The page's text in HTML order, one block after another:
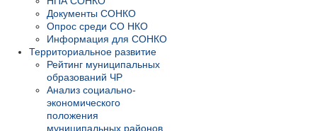
Документы СОНКО
Опрос среди СО НКО
Информация для СОНКО
Территориальное развитие
Рейтинг муниципальных
образований ЧР
Анализ социально-
экономического
положения
муниципальных районов